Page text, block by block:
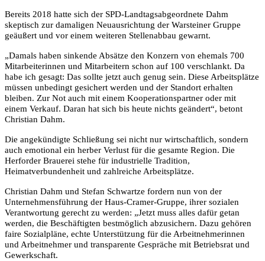
Bereits 2018 hatte sich der SPD-Landtagsabgeordnete Dahm
skeptisch zur damaligen Neuausrichtung der Warsteiner Gruppe
geäußert und vor einem weiteren Stellenabbau gewarnt.
„Damals haben sinkende Absätze den Konzern von ehemals 700
Mitarbeiterinnen und Mitarbeitern schon auf 100 verschlankt. Da
habe ich gesagt: Das sollte jetzt auch genug sein. Diese Arbeitsplätze
müssen unbedingt gesichert werden und der Standort erhalten
bleiben. Zur Not auch mit einem Kooperationspartner oder mit
einem Verkauf. Daran hat sich bis heute nichts geändert“, betont
Christian Dahm.
Die angekündigte Schließung sei nicht nur wirtschaftlich, sondern
auch emotional ein herber Verlust für die gesamte Region. Die
Herforder Brauerei stehe für industrielle Tradition,
Heimatverbundenheit und zahlreiche Arbeitsplätze.
Christian Dahm und Stefan Schwartze fordern nun von der
Unternehmensführung der Haus-Cramer-Gruppe, ihrer sozialen
Verantwortung gerecht zu werden: „Jetzt muss alles dafür getan
werden, die Beschäftigten bestmöglich abzusichern. Dazu gehören
faire Sozialpläne, echte Unterstützung für die Arbeitnehmerinnen
und Arbeitnehmer und transparente Gespräche mit Betriebsrat und
Gewerkschaft.